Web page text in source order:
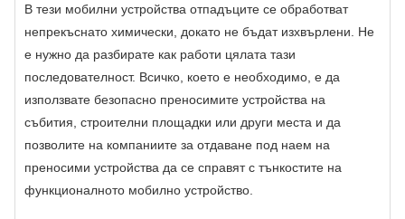
В тези мобилни устройства отпадъците се обработват
непрекъснато химически, докато не бъдат изхвърлени. Не
е нужно да разбирате как работи цялата тази
последователност. Всичко, което е необходимо, е да
използвате безопасно преносимите устройства на
събития, строителни площадки или други места и да
позволите на компаниите за отдаване под наем на
преносими устройства да се справят с тънкостите на
функционалното мобилно устройство.